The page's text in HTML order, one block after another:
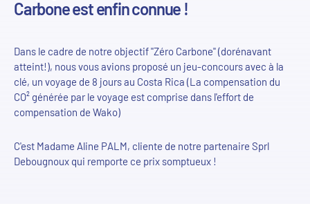
Carbone est enfin connue !
Dans le cadre de notre objectif "Zéro Carbone" (dorénavant
atteint!), nous vous avions proposé un jeu-concours avec à la
clé, un voyage de 8 jours au Costa Rica (La compensation du
CO² générée par le voyage est comprise dans l'effort de
compensation de Wako)
C'est Madame Aline PALM, cliente de notre partenaire Sprl
Debougnoux qui remporte ce prix somptueux !